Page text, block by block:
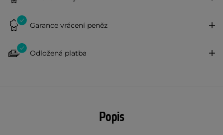
Garance vrácení peněz
Odložená platba
Popis